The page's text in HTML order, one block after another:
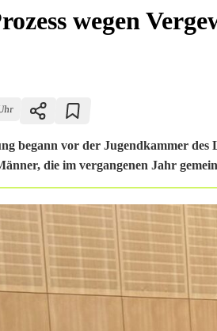
wegen
begann vor der Jugendkammer
die im vergangenen Jahr